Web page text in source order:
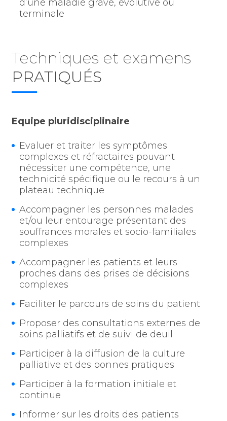
d’une maladie grave, évolutive ou
terminale
Techniques et examens
PRATIQUÉS
Equipe pluridisciplinaire
Evaluer et traiter les symptômes
complexes et réfractaires pouvant
nécessiter une compétence, une
technicité spécifique ou le recours à un
plateau technique
Accompagner les personnes malades
et/ou leur entourage présentant des
souffrances morales et socio-familiales
complexes
Accompagner les patients et leurs
proches dans des prises de décisions
complexes
Faciliter le parcours de soins du patient
Proposer des consultations externes de
soins palliatifs et de suivi de deuil
Participer à la diffusion de la culture
palliative et des bonnes pratiques
Participer à la formation initiale et
continue
Informer sur les droits des patients